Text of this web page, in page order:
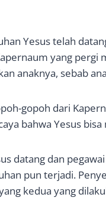
Yesus telah
yang pergi
anaknya, sebab
gopoh dari
bahwa Yesus
datang dan
pun terjadi.
kedua yang